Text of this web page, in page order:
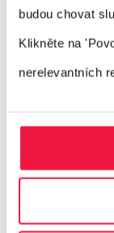
budou chovat
Klikněte na
nerelevantních
akvizice
Vlastimil
Zjistěte,
marketingu